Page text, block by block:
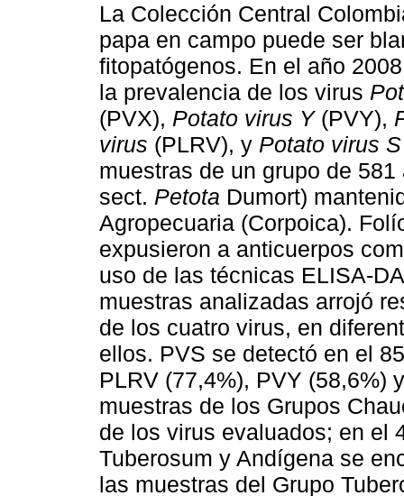
La Colección Central
papa en campo puede ser
fitopatógenos. En el año
la prevalencia de los virus
(PVX), Potato virus Y(PVY),
virus (PLRV), y Potato virus S
muestras de un grupo de
sect. Petota Dumort)
Agropecuaria (Corpoica).
expusieron a anticuerpos
uso de las técnicas ELISA-
muestras analizadas arrojó
de los cuatro virus, en
ellos. PVS se detectó en el
PLRV (77,4%), PVY (58,6%)
muestras de los Grupos
de los virus evaluados; en el
Tuberosum y Andígena se
las muestras del Grupo